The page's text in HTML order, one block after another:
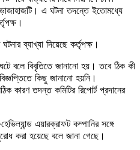
এ ঘটনা তদন্তে ইতোমধ্যে
ব্যাখ্যা দিয়েছে কর্তৃপক্ষ।
বলে বিবৃতিতে জানানো হয়। তবে ঠিক কী
কিছু জানানো হয়নি।
কারণ তদন্ত কমিটির রিপোর্ট প্রদানের
এয়ারক্রাফট কম্পানির সঙ্গে
করা হয়েছে বলে জানা গেছে।